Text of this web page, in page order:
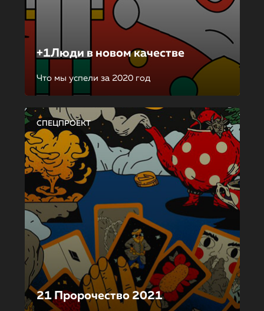
+1Люди в новом качестве
Что мы успели за 2020 год
СПЕЦПРОЕКТ
21 Пророчество 2021